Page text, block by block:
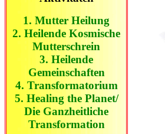
1. Mutter Heilung
2. Heilende Kosmische
Mutterschrein
3. Heilende
Gemeinschaften
4. Transformatorium
5. Healing the Planet/
Die Ganzheitliche
Transformation